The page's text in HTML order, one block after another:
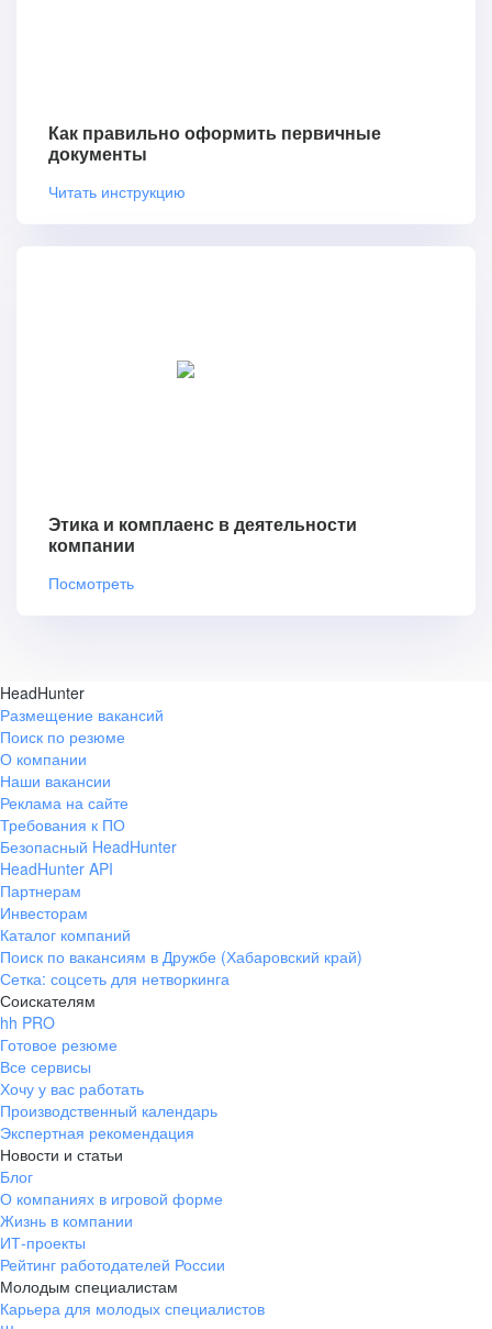
Как правильно оформить первичные
документы
Читать инструкцию
Этика и комплаенс в деятельности
компании
Посмотреть
HeadHunter
Размещение вакансий
Поиск по резюме
О компании
Наши вакансии
Реклама на сайте
Требования к ПО
Безопасный HeadHunter
HeadHunter API
Партнерам
Инвесторам
Каталог компаний
Поиск по вакансиям в Дружбе (Хабаровский край)
Сетка: соцсеть для нетворкинга
Соискателям
hh PRO
Готовое резюме
Все сервисы
Хочу у вас работать
Производственный календарь
Экспертная рекомендация
Новости и статьи
Блог
О компаниях в игровой форме
Жизнь в компании
ИТ-проекты
Рейтинг работодателей России
Молодым специалистам
Карьера для молодых специалистов